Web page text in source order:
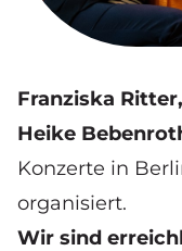
Franziska
Heike
Konzerte in
organisiert.
Wir sind